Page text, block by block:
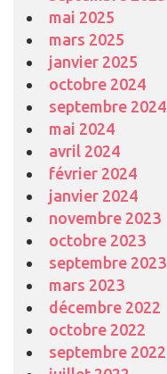
mai 2025
mars 2025
janvier 2025
octobre 2024
septembre 2024
mai 2024
avril 2024
février 2024
janvier 2024
novembre 2023
octobre 2023
septembre 2023
mars 2023
décembre 2022
octobre 2022
septembre 2022